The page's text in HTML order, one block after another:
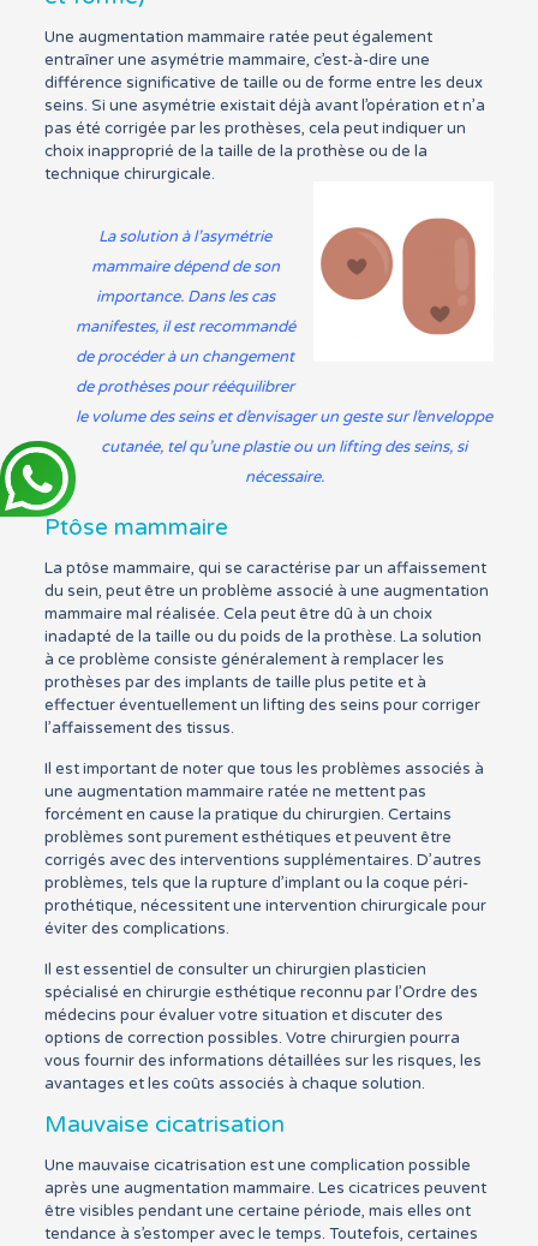
Une augmentation mammaire ratée peut également
entraîner une asymétrie mammaire, c’est-à-dire une
différence significative de taille ou de forme entre les deux
seins. Si une asymétrie existait déjà avant l’opération et n’a
pas été corrigée par les prothèses, cela peut indiquer un
choix inapproprié de la taille de la prothèse ou de la
technique chirurgicale.
La solution à l’asymétrie
mammaire dépend de son
importance. Dans les cas
manifestes, il est recommandé
de procéder à un changement
de prothèses pour rééquilibrer
le volume des seinset d’envisager un geste sur l’enveloppe
cutanée, tel qu’une plastie ou un lifting des seins, si
nécessaire.
Ptôse mammaire
La ptôse mammaire, qui se caractérise par un affaissement
du sein, peut être un problème associé à une augmentation
mammaire mal réalisée. Cela peut être dû à un choix
inadapté de la taille ou du poids de la prothèse. La solution
à ce problème consiste généralement à remplacer les
prothèses par des implants de taille plus petite et à
effectuer éventuellement un lifting des seins pour corriger
l’affaissement des tissus.
Il est important de noter que tous les problèmes associés à
une augmentation mammaire ratée ne mettent pas
forcément en cause la pratique du chirurgien. Certains
problèmes sont purement esthétiques et peuvent être
corrigés avec des interventions supplémentaires. D’autres
problèmes, tels que la rupture d’implant ou la coque péri-
prothétique, nécessitent une intervention chirurgicale pour
éviter des complications.
Il est essentiel de consulter un chirurgien plasticien
spécialisé en chirurgie esthétique reconnu par l’Ordre des
médecins pour évaluer votre situation et discuter des
options de correction possibles. Votre chirurgien pourra
vous fournir des informations détaillées sur les risques, les
avantages et les coûts associés à chaque solution.
Mauvaise cicatrisation
Une mauvaise cicatrisation est une complication possible
après une augmentation mammaire. Les cicatrices peuvent
être visibles pendant une certaine période, mais elles ont
tendance à s’estomper avec le temps. Toutefois, certaines